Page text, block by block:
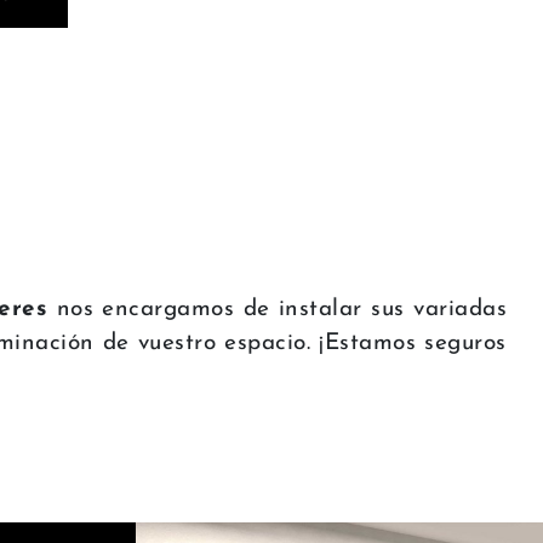
nos encargamos de instalar sus variadas
de vuestro espacio. ¡Estamos seguros